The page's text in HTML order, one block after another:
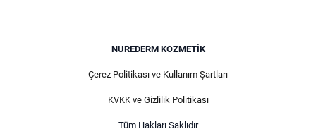
NUREDERM KOZMETIK
Çerez Politikası ve Kullanım Şartları
KVKK ve Gizlilik Politikası
Tüm Hakları Saklıdır